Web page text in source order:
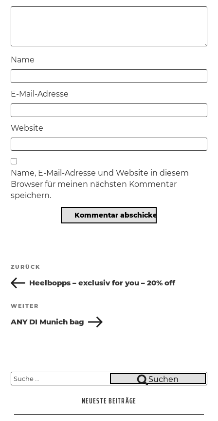
Name
E-Mail-Adresse
Website
Name, E-Mail-Adresse und Website in diesem
Browser für meinen nächsten Kommentar
speichern.
Beitragsnavigation
Vorheriger
Beitrag
ZURÜCK
Heelbopps – exclusiv for you – 20% off
Nächster
Beitrag
WEITER
ANY DI Munich bag
Suche
Suchen
NEUESTE BEITRÄGE